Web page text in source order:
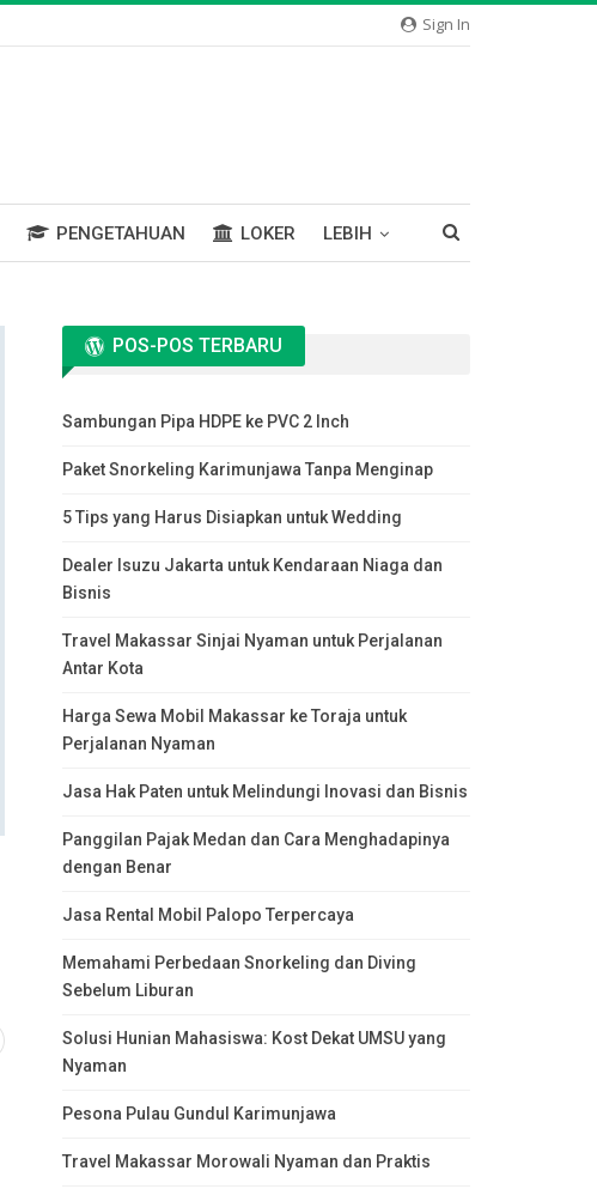
Sign In
PENGETAHUAN LOKER LEBIH
POS-POS TERBARU
Sambungan Pipa HDPE ke PVC 2 Inch
Paket Snorkeling Karimunjawa Tanpa Menginap
5 Tips yang Harus Disiapkan untuk Wedding
Dealer Isuzu Jakarta untuk Kendaraan Niaga dan
Bisnis
Travel Makassar Sinjai Nyaman untuk Perjalanan
Antar Kota
Harga Sewa Mobil Makassar ke Toraja untuk
Perjalanan Nyaman
Jasa Hak Paten untuk Melindungi Inovasi dan Bisnis
Panggilan Pajak Medan dan Cara Menghadapinya
dengan Benar
Jasa Rental Mobil Palopo Terpercaya
Memahami Perbedaan Snorkeling dan Diving
Sebelum Liburan
Solusi Hunian Mahasiswa: Kost Dekat UMSU yang
Nyaman
Pesona Pulau Gundul Karimunjawa
Travel Makassar Morowali Nyaman dan Praktis